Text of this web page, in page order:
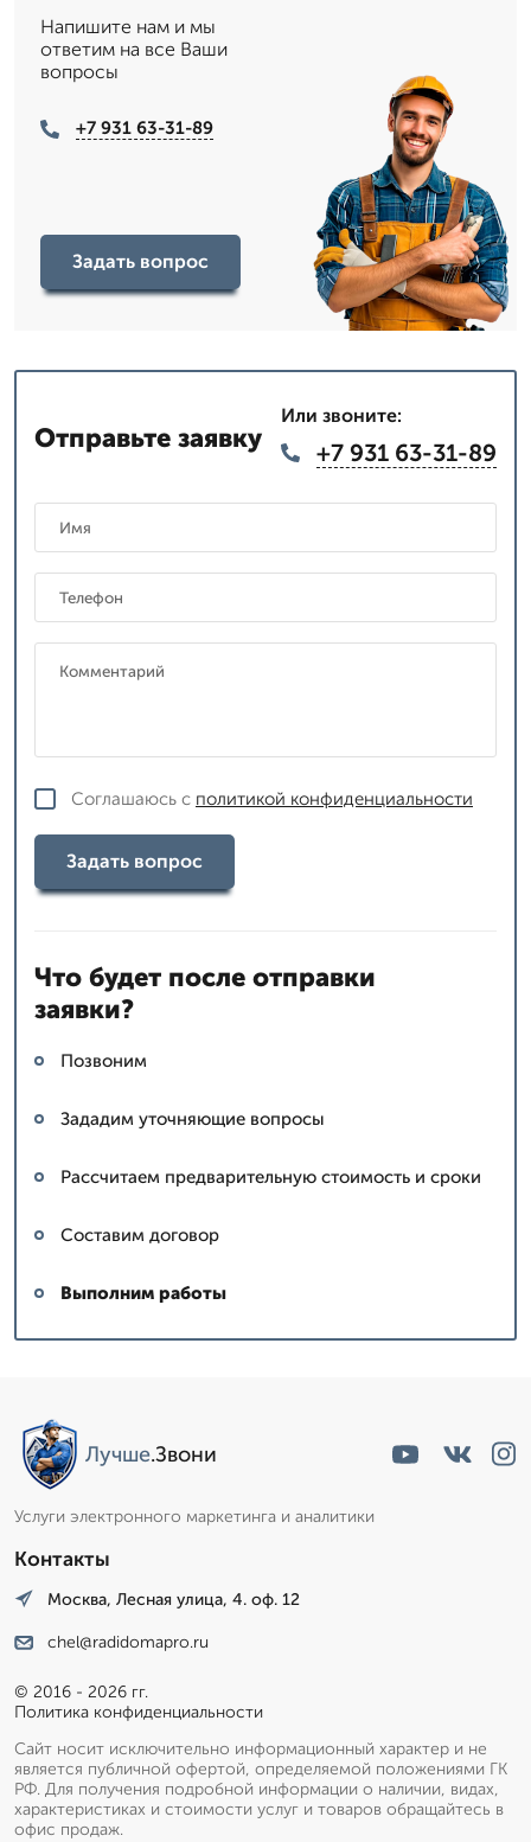
Напишите нам и мы
ответим на все Ваши
вопросы
+7 931 63-31-89
Задать вопрос
Отправьте заявку
Или звоните:
+7 931 63-31-89
Соглашаюсь с политикой конфиденциальности
Задать вопрос
Что будет после отправки
заявки?
Позвоним
Зададим уточняющие вопросы
Рассчитаем предварительную стоимость и сроки
Составим договор
Выполним работы
Лучше.Звони
Услуги электронного маркетинга и аналитики
Контакты
Москва, Лесная улица, 4. оф. 12
chel@radidomapro.ru
© 2016 - 2026 гг.
Политика конфиденциальности
Сайт носит исключительно информационный характер и не
является публичной офертой, определяемой положениями ГК
РФ. Для получения подробной информации о наличии, видах,
характеристиках и стоимости услуг и товаров обращайтесь в
офис продаж.